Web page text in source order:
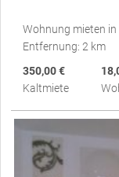
Wohnung mieten
Entfernung: 2 km
350,00 €
Kaltmiete